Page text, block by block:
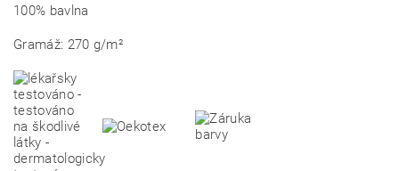
100% bavlna
Gramáž: 270 g/m²